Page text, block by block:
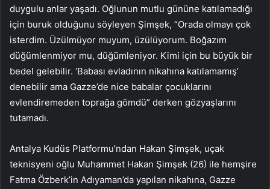
duygulu anlar yaşadı. Oğlunun mutlu gününe katılamadığı
için buruk olduğunu söyleyen Şimşek, “Orada olmayı çok
isterdim. Üzülmüyor muyum, üzülüyorum. Boğazım
düğümlenmiyor mu, düğümleniyor. Kimi için bu büyük bir
bedel gelebilir. ‘Babası evladının nikahına katılamamış’
denebilir ama Gazze’de nice babalar çocuklarını
evlendiremeden toprağa gömdü” derken gözyaşlarını
tutamadı.
Antalya Kudüs Platformu’ndan Hakan Şimşek, uçak
teknisyeni oğlu Muhammet Hakan Şimşek (26) ile hemşire
Fatma Özberk’in Adıyaman’da yapılan nikahına, Gazze